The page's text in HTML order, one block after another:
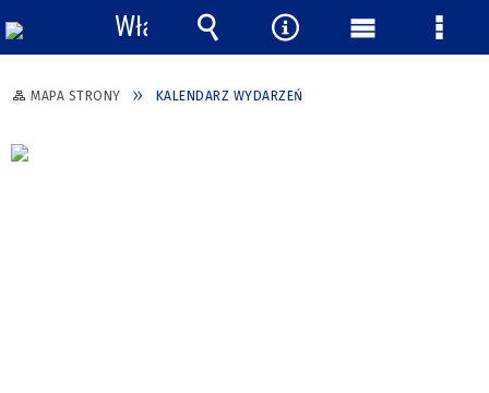
MAPA STRONY KALENDARZ WYDARZEŃ
Włącz
powiadomienia
Wyszukiwarka
Narzędzia
Menu Menu